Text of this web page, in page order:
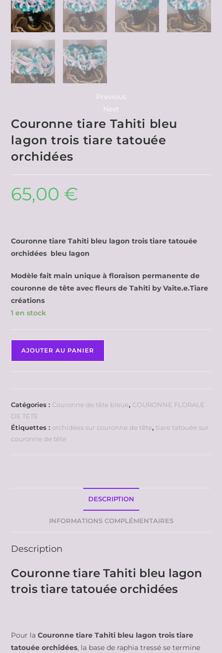
Previous
Next
Couronne tiare Tahiti bleu
lagon trois tiare tatouée
orchidées
65,00 €
Couronne tiare Tahiti bleu lagon trois tiare tatouée
orchidées bleu lagon
Modèle fait main unique à floraison permanente de
couronne de tête avec fleurs de Tahiti by Vaite.e.Tiare
créations
1 en stock
AJOUTER AU PANIER
Catégories : Couronne de tête bleue, COURONNE FLORALE
DE TETE
Étiquettes : orchidées sur couronne de tête,tiare tatouée sur
couronne de tête
DESCRIPTION
INFORMATIONS COMPLÉMENTAIRES
Description
Couronne tiare Tahiti bleu lagon
trois tiare tatouée orchidées
Pour laCouronne tiare Tahiti bleu lagon trois tiare
tatouée orchidées, la base de raphia tressé se termine